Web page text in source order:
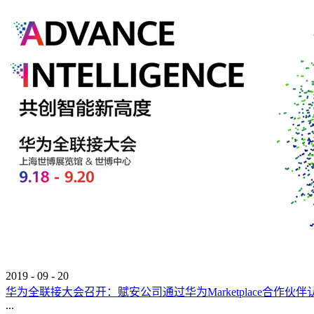
2019 - 09 - 20
华为全联接大会召开：赋安公司通过华为Marketplace合作伙伴
...